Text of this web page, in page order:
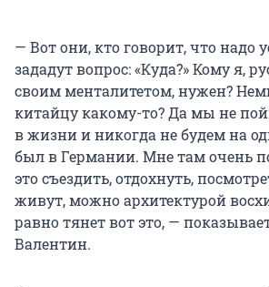
— Вот они, кто говорит, что надо
зададут вопрос: «Куда?» Кому я,
своим менталитетом, нужен?
китайцу какому-то? Да мы не
в жизни и никогда не будем на
был в Германии. Мне там очень
это съездить, отдохнуть,
живут, можно архитектурой
равно тянет вот это, —
Валентин.